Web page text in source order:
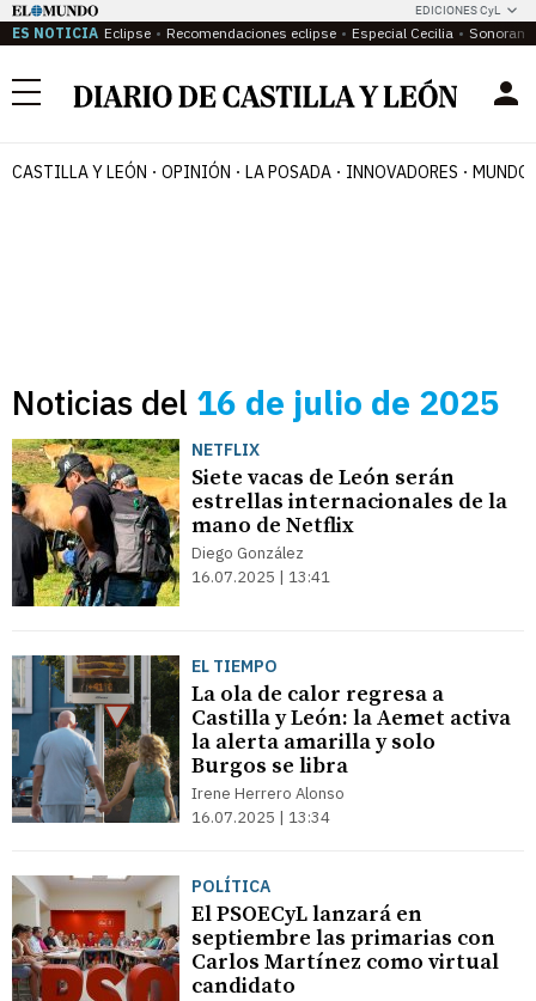
EDICIONES CyL
ES NOTICIA Eclipse Recomendaciones eclipse Especial Cecilia
Menú
CASTILLA Y LEÓN OPINIÓN LA POSADA INNOVADORES MUNDO
Noticias del 16 de julio de 2025
NETFLIX
Siete vacas de León serán
estrellas internacionales de la
mano de Netflix
Diego González
16.07.2025 | 13:41
EL TIEMPO
La ola de calor regresa a
Castilla y León: la Aemet activa
la alerta amarilla y solo
Burgos se libra
Irene Herrero Alonso
16.07.2025 | 13:34
POLÍTICA
El PSOECyL lanzará en
septiembre las primarias con
Carlos Martínez como virtual
candidato